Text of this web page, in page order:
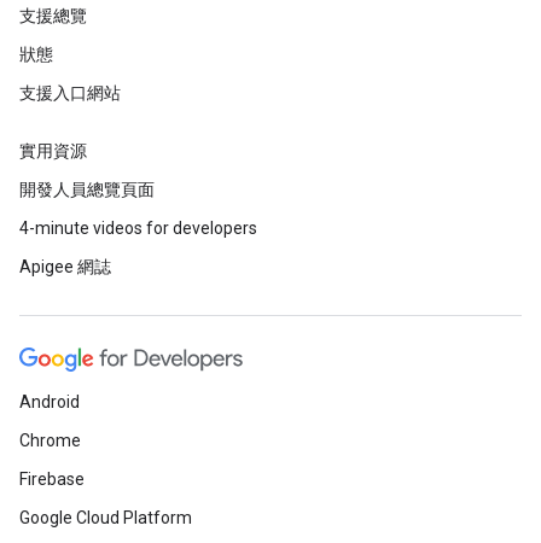
支援總覽
狀態
支援入口網站
實用資源
開發人員總覽頁面
4-minute videos for developers
Apigee 網誌
Android
Chrome
Firebase
Google Cloud Platform